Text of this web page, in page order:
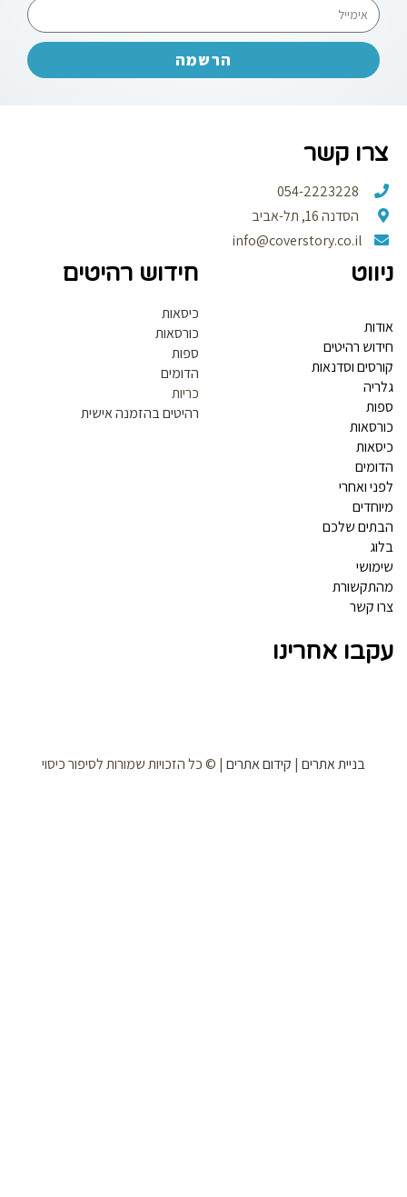
הרשמה
קשר
054-2223228
הסדנה 16, תל-אביב
info@coverstory.co.il
רהיטים
וסדנאות
ואחרי
שלכם
קשר
חידוש רהיטים
כיסאות
כורסאות
ספות
הדומים
כריות
רהיטים בהזמנה אישית
אחרינו
בניית אתרים|קידום אתרים| © כל הזכויות שמורות לסיפור כיסוי